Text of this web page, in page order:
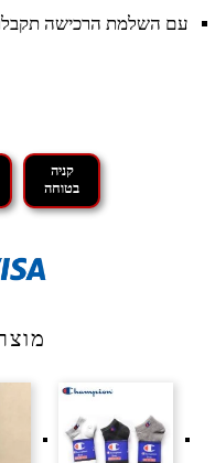
עם השלמת הרכישה
קניה
בטוחה